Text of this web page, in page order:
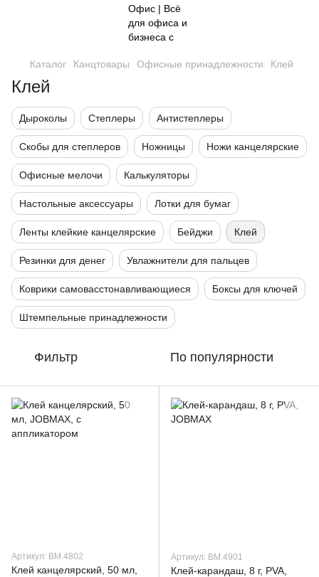
Каталог Канцтовары Офисные принадлежности Клей
Клей
Дыроколы Степлеры Антистеплеры
Скобы для степлеров Ножницы Ножи канцелярские
Офисные мелочи Калькуляторы
Настольные аксессуары Лотки для бумаг
Ленты клейкие канцелярские Бейджи Клей
Резинки для денег Увлажнители для пальцев
Коврики самовасстонавливающиеся Боксы для ключей
Штемпельные принадлежности
Фильтр По популярности
Артикул: BM.4802
Клей канцелярский, 50 мл,
Артикул: BM.4901
Клей-карандаш, 8 г, PVA,